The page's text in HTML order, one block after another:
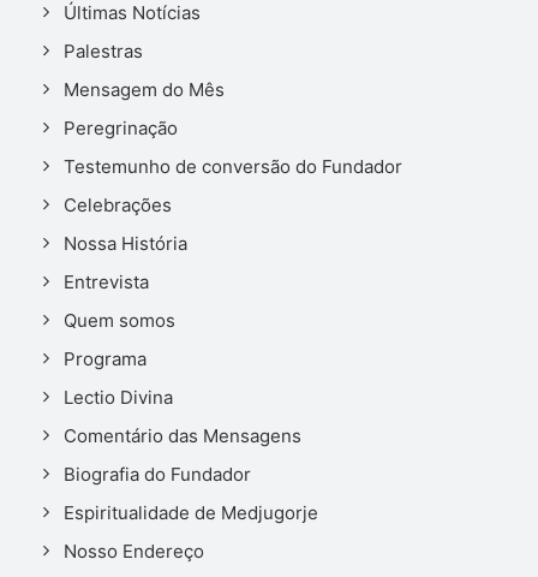
Últimas Notícias
Palestras
Mensagem do Mês
Peregrinação
Testemunho de conversão do Fundador
Celebrações
Nossa História
Entrevista
Quem somos
Programa
Lectio Divina
Comentário das Mensagens
Biografia do Fundador
Espiritualidade de Medjugorje
Nosso Endereço